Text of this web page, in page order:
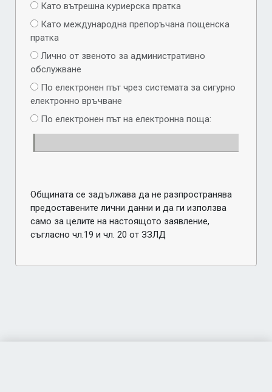
Като вътрешна куриерска пратка
Като международна препоръчана пощенска
пратка
Лично от звеното за административно
обслужване
По електронен път чрез системата за сигурно
електронно връчване
По електронен път на електронна поща:
Общината се задължава да не разпространява
предоставените лични данни и да ги използва
само за целите на настоящото заявление,
съгласно чл.19 и чл. 20 от ЗЗЛД